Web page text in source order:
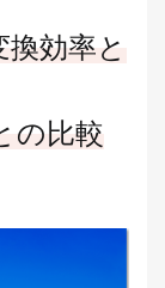
効率と
の比較